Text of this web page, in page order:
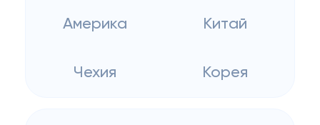
Америка Китай
Чехия Корея